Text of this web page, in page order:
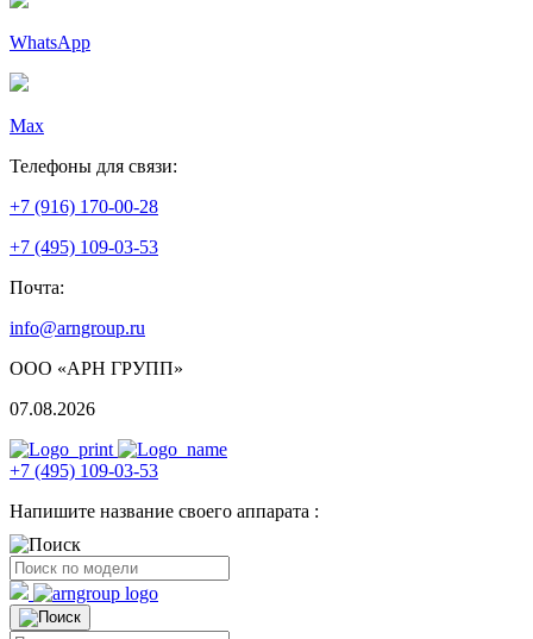
WhatsApp
Max
Телефоны для связи:
+7 (916) 170-00-28
+7 (495) 109-03-53
Почта:
info@arngroup.ru
ООО «АРН ГРУПП»
07.08.2026
+7 (495) 109-03-53
Напишите название своего аппарата :